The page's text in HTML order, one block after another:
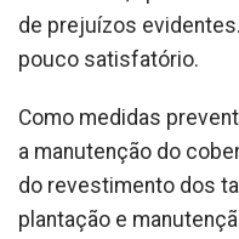
de prejuízos
pouco satisfatório.
Como medidas
a manutenção do
do revestimento dos
plantação e